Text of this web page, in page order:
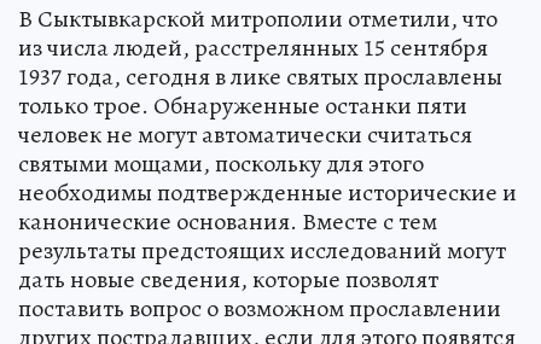
В Сыктывкарской митрополии отметили, что
из числа людей, расстрелянных 15 сентября
1937 года, сегодня в лике святых прославлены
только трое. Обнаруженные останки пяти
человек не могут автоматически считаться
святыми мощами, поскольку для этого
необходимы подтвержденные исторические и
канонические основания. Вместе с тем
результаты предстоящих исследований могут
дать новые сведения, которые позволят
поставить вопрос о возможном прославлении
других пострадавших, если для этого появятся